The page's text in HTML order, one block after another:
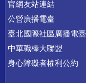
官網友站連結
公營廣播電臺
臺北國際社區廣播電臺
中華職棒大聯盟
身心障礙者權利公約